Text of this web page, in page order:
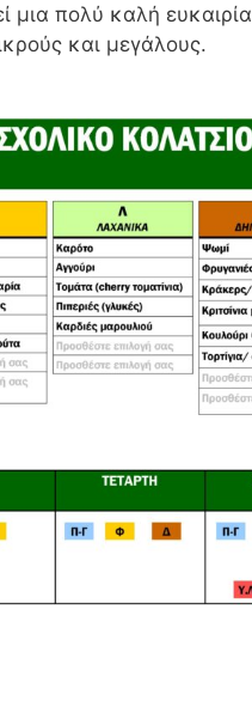
μια πολύ καλή
και μεγάλους.